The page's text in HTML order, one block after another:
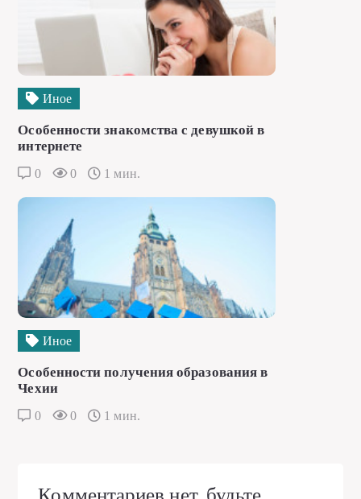
Иное
Особенности знакомства с девушкой в
интернете
0 0 1 мин.
Иное
Особенности получения образования в
Чехии
0 0 1 мин.
Комментариев нет, будьте